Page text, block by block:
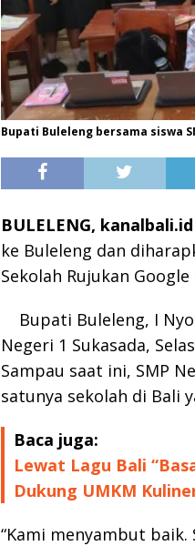
Bupati Buleleng bersama siswa
BULELENG, kanalbali.id
ke Buleleng dan
Sekolah Rujukan Google
Bupati Buleleng, I
Negeri 1 Sukasada,
Sampau saat ini, SMP
satunya sekolah di Bali
Baca juga:
Lewat Lagu Bali
Dukung UMKM
“Kami menyambut baik.